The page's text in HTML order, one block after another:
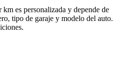
es personalizada y depende de
tipo de garaje y modelo del auto.